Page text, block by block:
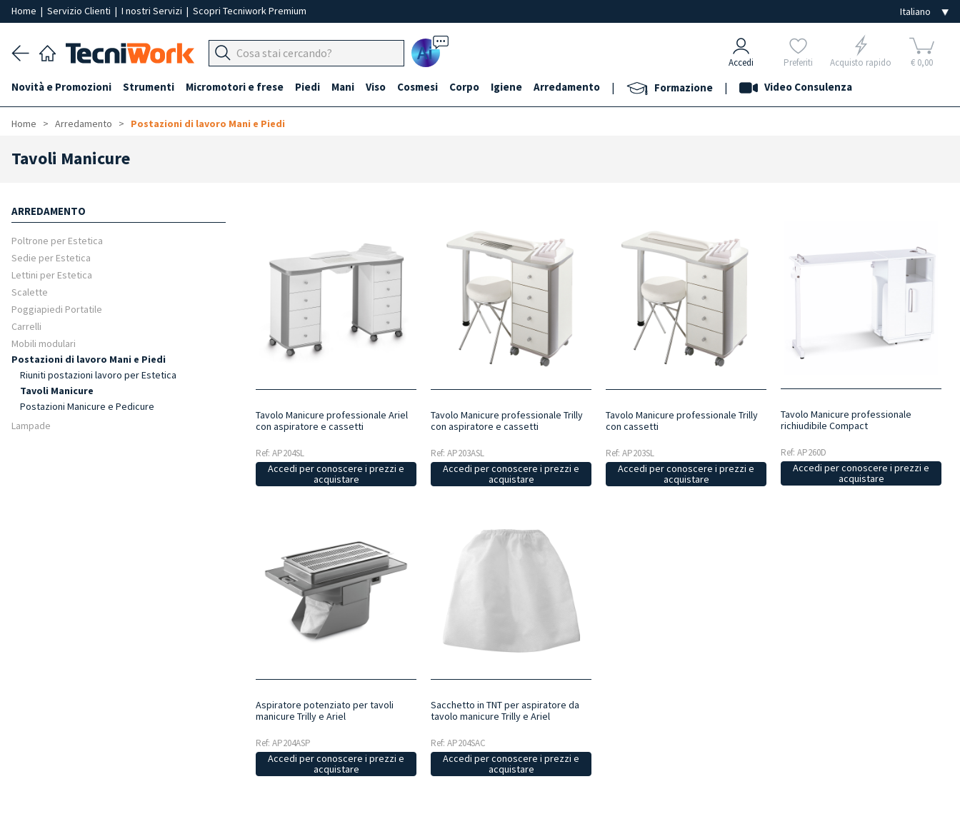
Home | Servizio Clienti | I nostri Servizi | Scopri Tecniwork Premium
Ai Accedi Preferiti Acquisto rapido € 0,00
Novità e Promozioni Strumenti Micromotori e frese Piedi Mani Viso Cosmesi Corpo Igiene Arredamento | Formazione | Video Consulenza
Home Arredamento Postazioni di lavoro Mani e Piedi
Tavoli Manicure
ARREDAMENTO
Poltrone per Estetica
Sedie per Estetica
Lettini per Estetica
Scalette
Poggiapiedi Portatile
Carrelli
Mobili modulari
Postazioni di lavoro Mani e Piedi
Riuniti postazioni lavoro per Estetica
Tavoli Manicure
Postazioni Manicure e Pedicure
Lampade
Tavolo Manicure professionale Ariel
con aspiratore e cassetti
Ref: AP204SL
Accedi per conoscere i prezzi e
acquistare
Tavolo Manicure professionale Trilly
con aspiratore e cassetti
Ref: AP203ASL
Accedi per conoscere i prezzi e
acquistare
Tavolo Manicure professionale Trilly
con cassetti
Ref: AP203SL
Accedi per conoscere i prezzi e
acquistare
Tavolo Manicure professionale
richiudibile Compact
Ref: AP260D
Accedi per conoscere i prezzi e
acquistare
Aspiratore potenziato per tavoli
manicure Trilly e Ariel
Ref: AP204ASP
Accedi per conoscere i prezzi e
acquistare
Sacchetto in TNT per aspiratore da
tavolo manicure Trilly e Ariel
Ref: AP204SAC
Accedi per conoscere i prezzi e
acquistare